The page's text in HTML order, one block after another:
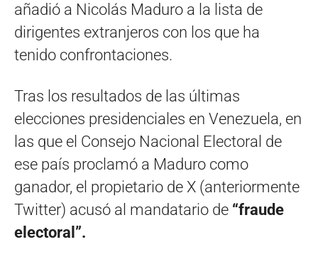
añadió a Nicolás Maduro a la lista de
dirigentes extranjeros con los que ha
tenido confrontaciones.
Tras los resultados de las últimas
elecciones presidenciales en Venezuela, en
las que el Consejo Nacional Electoral de
ese país proclamó a Maduro como
ganador, el propietario de X (anteriormente
Twitter) acusó al mandatario de “fraude
electoral”.